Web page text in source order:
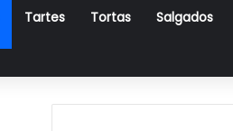
Tartes Tortas Salgados